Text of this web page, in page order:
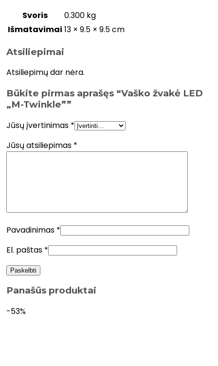
Svoris
0.300 kg
Išmatavimai 13 × 9.5 × 9.5 cm
Atsiliepimai
Atsiliepimų dar nėra.
Būkite pirmas aprašęs “Vaško žvakė LED
„M-Twinkle””
Jūsų įvertinimas *
Jūsų atsiliepimas *
Pavadinimas *
El. paštas *
Panašūs produktai
-53%